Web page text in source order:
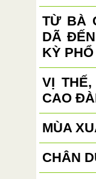
TỪ BÀ
DÃ
KỲ
VỊ
CAO
MÙA
CHÂN